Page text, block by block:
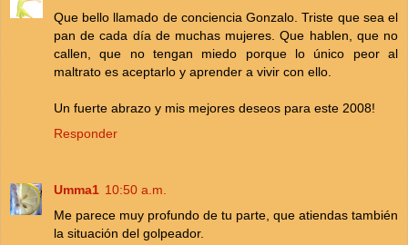
Que bello llamado de conciencia Gonzalo. Triste que sea el
pan de cada día de muchas mujeres. Que hablen, que no
callen, que no tengan miedo porque lo único peor al
maltrato es aceptarlo y aprender a vivir con ello.
Un fuerte abrazo y mis mejores deseos para este 2008!
Responder
Umma1 10:50 a.m.
Me parece muy profundo de tu parte, que atiendas también
la situación del golpeador.